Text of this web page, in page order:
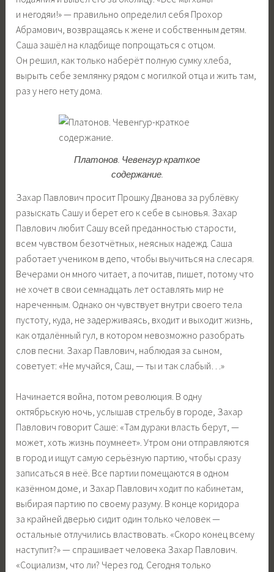
и негодяи!» — правильно определил себя Прохор
Абрамович, возвращаясь к жене и собственным детям.
Саша зашёл на кладбище попрощаться с отцом.
Он решил, как только наберёт полную сумку хлеба,
вырыть себе землянку рядом с могилкой отца и жить там,
раз у него нету дома.
Платонов. Чевенгур-краткое
содержание.
Захар Павлович просит Прошку Дванова за рублёвку
разыскать Сашу и берет его к себе в сыновья. Захар
Павлович любит Сашу всей преданностью старости,
всем чувством безотчётных, неясных надежд. Саша
работает учеником в депо, чтобы выучиться на слесаря.
Вечерами он много читает, а почитав, пишет, потому что
не хочет в свои семнадцать лет оставлять мир не
нареченным. Однако он чувствует внутри своего тела
пустоту, куда, не задерживаясь, входит и выходит жизнь,
как отдалённый гул, в котором невозможно разобрать
слов песни. Захар Павлович, наблюдая за сыном,
советует: «Не мучайся, Саш, — ты и так слабый…»
Начинается война, потом революция. В одну
октябрьскую ночь, услышав стрельбу в городе, Захар
Павлович говорит Саше: «Там дураки власть берут, —
может, хоть жизнь поумнеет». Утром они отправляются
в город и ищут самую серьёзную партию, чтобы сразу
записаться в неё. Все партии помещаются в одном
казённом доме, и Захар Павлович ходит по кабинетам,
выбирая партию по своему разуму. В конце коридора
за крайней дверью сидит один только человек —
остальные отлучились властвовать. «Скоро конец всему
наступит?» — спрашивает человека Захар Павлович.
«Социализм, что ли? Через год. Сегодня только